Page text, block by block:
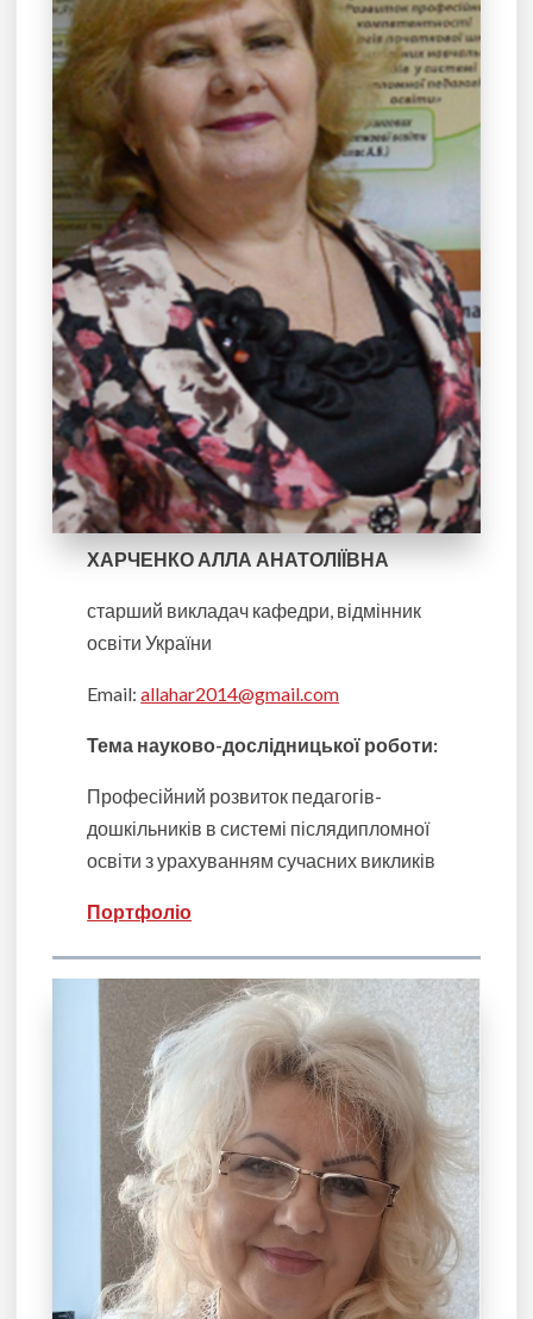
ХАРЧЕНКО АЛЛА АНАТОЛІЇВНА
старший викладач кафедри, відмінник
освіти України
Email:allahar2014@gmail.com
Тема науково-дослідницької роботи:
Професійний розвиток педагогів-
дошкільників в системі післядипломної
освіти з урахуванням сучасних викликів
Портфоліо